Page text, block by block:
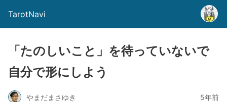
TarotNavi
「たのしいこと」を待っていないで
自分で形にしよう
やまだまさゆき 5年前